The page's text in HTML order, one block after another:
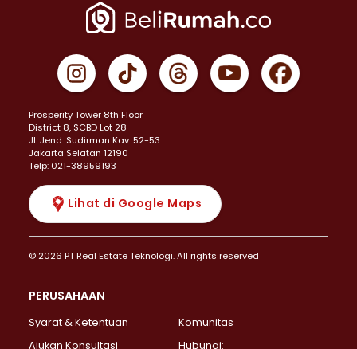
Prosperity Tower 8th Floor
District 8, SCBD Lot 28
JI. Jend. Sudirman Kav. 52-53
Jakarta Selatan 12190
Telp: 021-38959193
Lihat di Google Maps
© 2026 PT Real Estate Teknologi. All rights reserved
PERUSAHAAN
Syarat & Ketentuan
Komunitas
Ajukan Konsultasi
Hubungi: